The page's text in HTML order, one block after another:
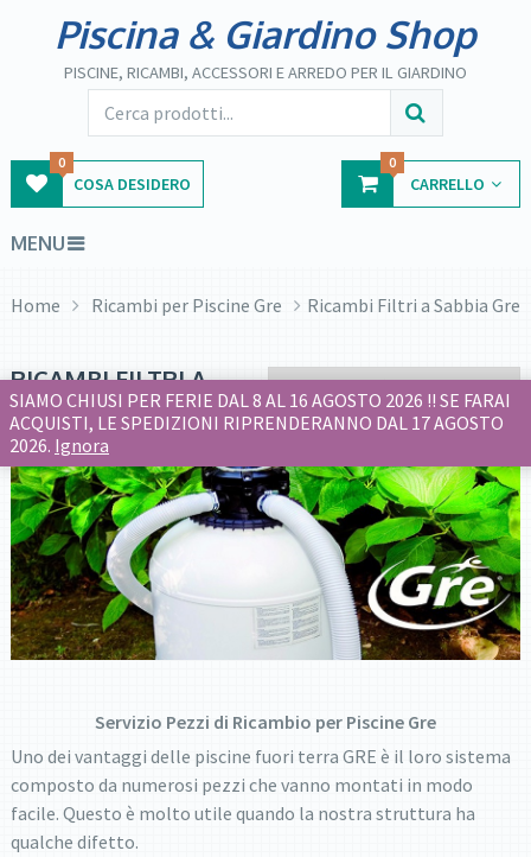
Piscina & Giardino Shop
PISCINE, RICAMBI, ACCESSORI E ARREDO PER IL GIARDINO
COSA DESIDERO
0
CARRELLO
0
MENU
Home Ricambi per Piscine Gre Ricambi Filtri a Sabbia Gre
RICAMBI FILTRI A
SABBIA GRE
Servizio Pezzi di Ricambio per Piscine Gre
Uno dei vantaggi delle piscine fuori terra GRE è il loro sistema
composto da numerosi pezzi che vanno montati in modo
facile. Questo è molto utile quando la nostra struttura ha
qualche difetto.
SIAMO CHIUSI PER FERIE DAL 8 AL 16 AGOSTO 2026 !! SE FARAI
ACQUISTI, LE SPEDIZIONI RIPRENDERANNO DAL 17 AGOSTO
2026. Ignora